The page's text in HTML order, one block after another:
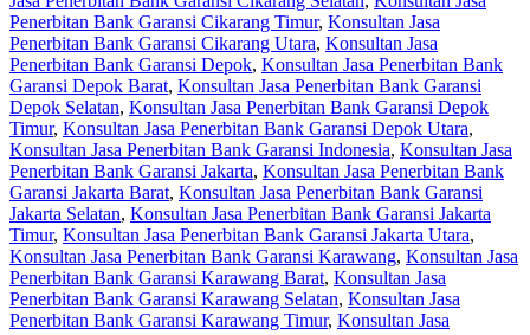
Penerbitan Bank Garansi Cikarang Timur, Konsultan Jasa
Penerbitan Bank Garansi Cikarang Utara, Konsultan Jasa
Penerbitan Bank Garansi Depok, Konsultan Jasa Penerbitan Bank
Garansi Depok Barat, Konsultan Jasa Penerbitan Bank Garansi
Depok Selatan, Konsultan Jasa Penerbitan Bank Garansi Depok
Timur, Konsultan Jasa Penerbitan Bank Garansi Depok Utara,
Konsultan Jasa Penerbitan Bank Garansi Indonesia, Konsultan Jasa
Penerbitan Bank Garansi Jakarta, Konsultan Jasa Penerbitan Bank
Garansi Jakarta Barat, Konsultan Jasa Penerbitan Bank Garansi
Jakarta Selatan, Konsultan Jasa Penerbitan Bank Garansi Jakarta
Timur, Konsultan Jasa Penerbitan Bank Garansi Jakarta Utara,
Konsultan Jasa Penerbitan Bank Garansi Karawang, Konsultan Jasa
Penerbitan Bank Garansi Karawang Barat, Konsultan Jasa
Penerbitan Bank Garansi Karawang Selatan, Konsultan Jasa
Penerbitan Bank Garansi Karawang Timur, Konsultan Jasa